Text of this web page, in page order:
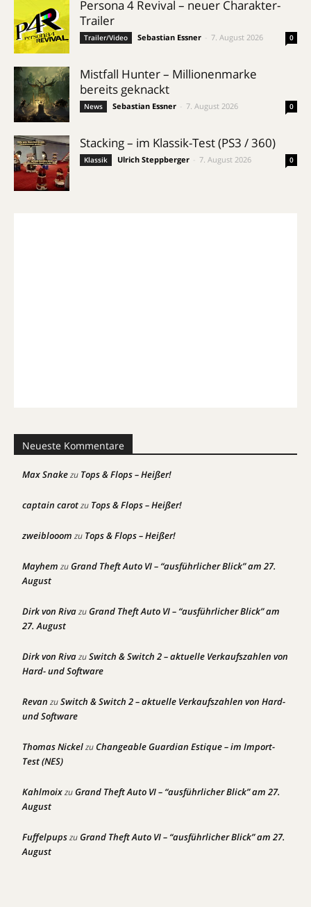
Persona 4 Revival – neuer Charakter-
Trailer
Trailer/Video Sebastian Essner 7. August 2026 0
Mistfall Hunter – Millionenmarke
bereits geknackt
News Sebastian Essner 7. August 2026 0
Stacking – im Klassik-Test (PS3 / 360)
Klassik Ulrich Steppberger 7. August 2026 0
Neueste Kommentare
Max Snakezu Tops & Flops – Heißer!
captain carotzu Tops & Flops – Heißer!
zweiblooom zu Tops & Flops – Heißer!
Mayhem zuGrand Theft Auto VI – “ausführlicher Blick” am 27.
August
Dirk von RivazuGrand Theft Auto VI – “ausführlicher Blick” am
27. August
Dirk von RivazuSwitch & Switch 2 – aktuelle Verkaufszahlen von
Hard- und Software
Revan zuSwitch & Switch 2 – aktuelle Verkaufszahlen von Hard-
und Software
Thomas NickelzuChangeable Guardian Estique – im Import-
Test (NES)
KahlmoixzuGrand Theft Auto VI – “ausführlicher Blick” am 27.
August
FuffelpupszuGrand Theft Auto VI – “ausführlicher Blick” am 27.
August